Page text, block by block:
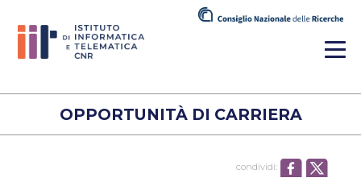
OPPORTUNITÀ DI CARRIERA
condividi: